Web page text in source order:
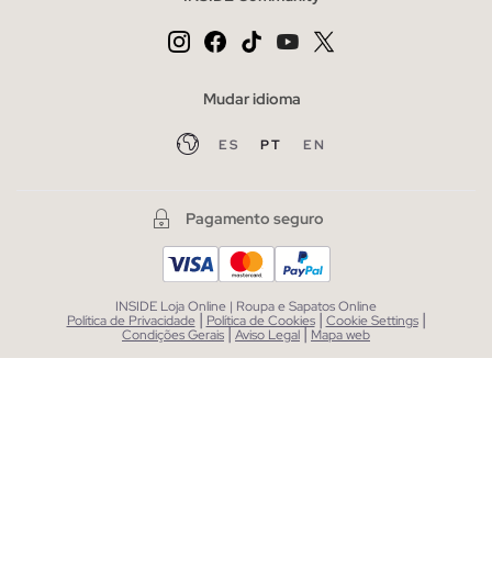
Mudar idioma
ES PT EN
Pagamento seguro
INSIDE Loja Online | Roupa e Sapatos Online
Política de Privacidade | Política de Cookies | Cookie Settings |
Condições Gerais|Aviso Legal| Mapa web